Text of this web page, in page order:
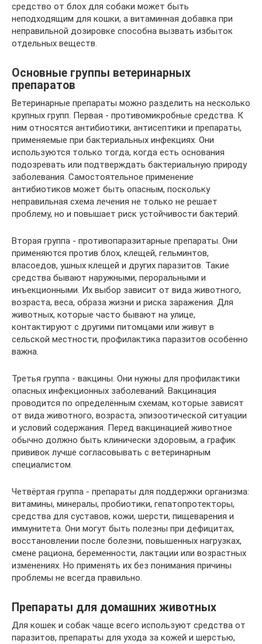
средство от блох для собаки может быть
неподходящим для кошки, а витаминная добавка при
неправильной дозировке способна вызвать избыток
отдельных веществ.
Основные группы ветеринарных
препаратов
Ветеринарные препараты можно разделить на несколько
крупных групп. Первая - противомикробные средства. К
ним относятся антибиотики, антисептики и препараты,
применяемые при бактериальных инфекциях. Они
используются только тогда, когда есть основания
подозревать или подтверждать бактериальную природу
заболевания. Самостоятельное применение
антибиотиков может быть опасным, поскольку
неправильная схема лечения не только не решает
проблему, но и повышает риск устойчивости бактерий.
Вторая группа - противопаразитарные препараты. Они
применяются против блох, клещей, гельминтов,
власоедов, ушных клещей и других паразитов. Такие
средства бывают наружными, пероральными и
инъекционными. Их выбор зависит от вида животного,
возраста, веса, образа жизни и риска заражения. Для
животных, которые часто бывают на улице,
контактируют с другими питомцами или живут в
сельской местности, профилактика паразитов особенно
важна.
Третья группа - вакцины. Они нужны для профилактики
опасных инфекционных заболеваний. Вакцинация
проводится по определённым схемам, которые зависят
от вида животного, возраста, эпизоотической ситуации
и условий содержания. Перед вакцинацией животное
обычно должно быть клинически здоровым, а график
прививок лучше согласовывать с ветеринарным
специалистом.
Четвёртая группа - препараты для поддержки организма:
витамины, минералы, пробиотики, гепатопротекторы,
средства для суставов, кожи, шерсти, пищеварения и
иммунитета. Они могут быть полезны при дефицитах,
восстановлении после болезни, повышенных нагрузках,
смене рациона, беременности, лактации или возрастных
изменениях. Но применять их без понимания причины
проблемы не всегда правильно.
Препараты для домашних животных
Для кошек и собак чаще всего используют средства от
паразитов, препараты для ухода за кожей и шерстью,